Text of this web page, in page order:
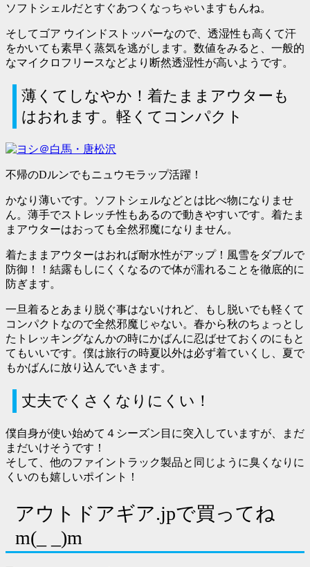
ソフトシェルだとすぐあつくなっちゃいますもんね。
そしてゴア ウインドストッパーなので、透湿性も高くて汗
をかいても素早く蒸気を逃がします。数値をみると、一般的
なマイクロフリースなどより断然透湿性が高いようです。
薄くてしなやか！着たままアウターも
はおれます。軽くてコンパクト
不帰のDルンでもニュウモラップ活躍！
かなり薄いです。ソフトシェルなどとは比べ物になりませ
ん。薄手でストレッチ性もあるので動きやすいです。着たま
まアウターはおっても全然邪魔になりません。
着たままアウターはおれば耐水性がアップ！風雪をダブルで
防御！！結露もしにくくなるので体が濡れることを徹底的に
防ぎます。
一旦着るとあまり脱ぐ事はないけれど、もし脱いでも軽くて
コンパクトなので全然邪魔じゃない。春から秋のちょっとし
たトレッキングなんかの時にかばんに忍ばせておくのにもと
てもいいです。僕は旅行の時夏以外は必ず着ていくし、夏で
もかばんに放り込んでいきます。
丈夫でくさくなりにくい！
僕自身が使い始めて４シーズン目に突入していますが、まだ
まだいけそうです！
そして、他のファイントラック製品と同じように臭くなりに
くいのも嬉しいポイント！
アウトドアギア.jpで買ってね
m(_ _)m